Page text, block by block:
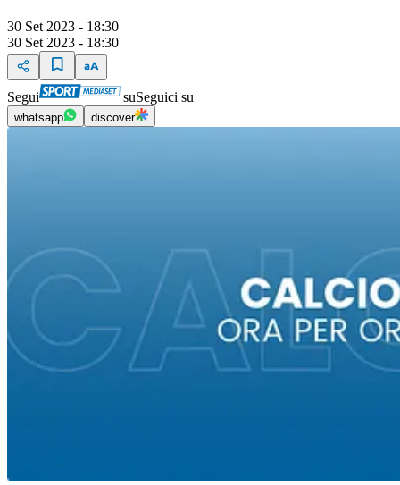
30 Set 2023 - 18:30
30 Set 2023 - 18:30
Segui suSeguici su
whatsapp discover